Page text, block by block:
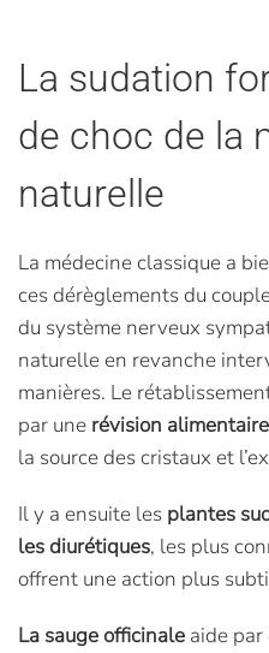
La sudation
de choc de la
naturelle
La médecine classique a
ces dérèglements du
du système nerveux
naturelle en revanche
manières. Le
par une révision alimentaire
la source des cristaux et
Il y a ensuite les plantes
les diurétiques, les plus
offrent une action plus
La sauge officinale aide